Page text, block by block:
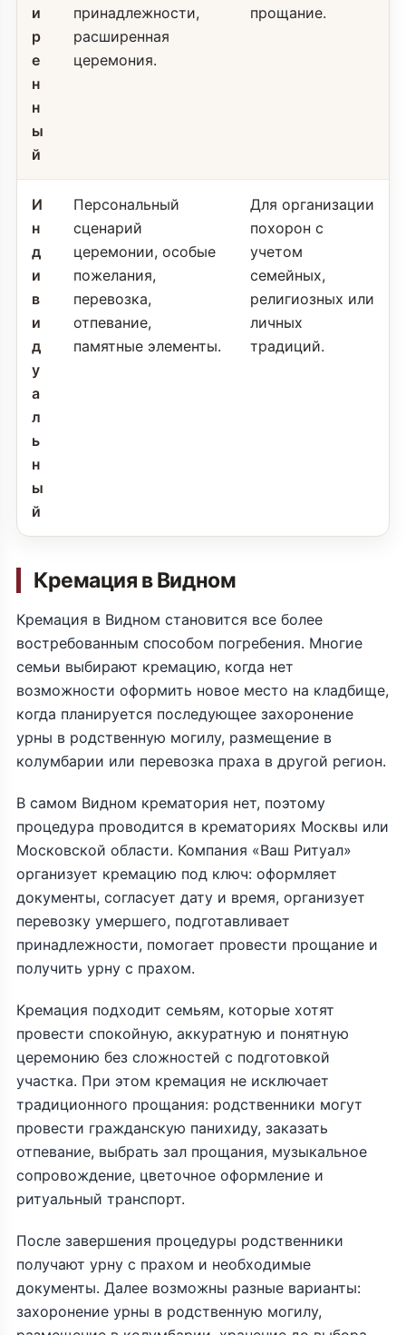
и
р
е
н
н
ы
й
принадлежности,
расширенная
церемония.
прощание.
И
н
д
и
в
и
д
у
а
л
ь
н
ы
й
Персональный
сценарий
церемонии, особые
пожелания,
перевозка,
отпевание,
памятные элементы.
Для организации
похорон с
учетом
семейных,
религиозных или
личных
традиций.
Кремация в Видном
Кремация в Видном становится все более
востребованным способом погребения. Многие
семьи выбирают кремацию, когда нет
возможности оформить новое место на кладбище,
когда планируется последующее захоронение
урны в родственную могилу, размещение в
колумбарии или перевозка праха в другой регион.
В самом Видном крематория нет, поэтому
процедура проводится в крематориях Москвы или
Московской области. Компания «Ваш Ритуал»
организует кремацию под ключ: оформляет
документы, согласует дату и время, организует
перевозку умершего, подготавливает
принадлежности, помогает провести прощание и
получить урну с прахом.
Кремация подходит семьям, которые хотят
провести спокойную, аккуратную и понятную
церемонию без сложностей с подготовкой
участка. При этом кремация не исключает
традиционного прощания: родственники могут
провести гражданскую панихиду, заказать
отпевание, выбрать зал прощания, музыкальное
сопровождение, цветочное оформление и
ритуальный транспорт.
После завершения процедуры родственники
получают урну с прахом и необходимые
документы. Далее возможны разные варианты:
захоронение урны в родственную могилу,